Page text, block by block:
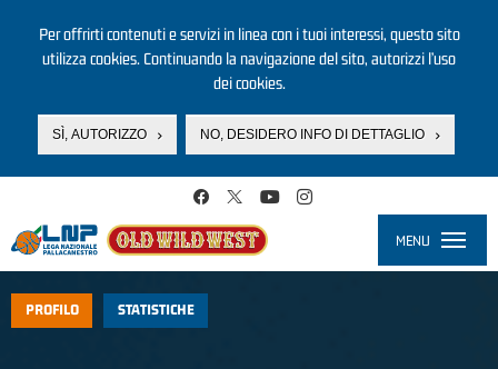
Per offrirti contenuti e servizi in linea con i tuoi interessi, questo sito
utilizza cookies. Continuando la navigazione del sito, autorizzi l’uso
dei cookies.
SÌ, AUTORIZZO NO, DESIDERO INFO DI DETTAGLIO
MENU
PROFILO STATISTICHE